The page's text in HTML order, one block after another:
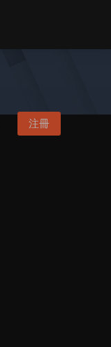
注冊